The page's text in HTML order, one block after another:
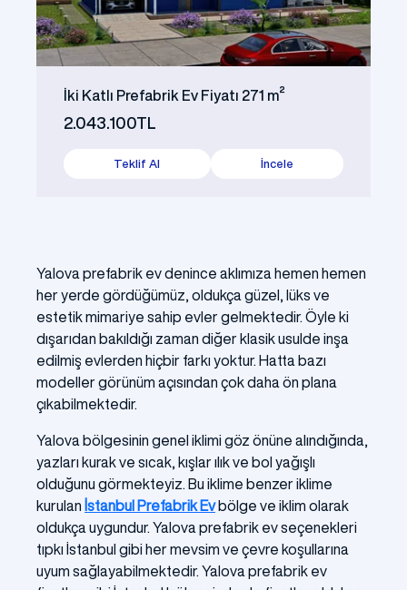
İki Katlı Prefabrik Ev Fiyatı 271 m²
2.043.100TL
Teklif Al İncele
Yalova prefabrik ev denince aklımıza hemen hemen
her yerde gördüğümüz, oldukça güzel, lüks ve
estetik mimariye sahip evler gelmektedir. Öyle ki
dışarıdan bakıldığı zaman diğer klasik usulde inşa
edilmiş evlerden hiçbir farkı yoktur. Hatta bazı
modeller görünüm açısından çok daha ön plana
çıkabilmektedir.
Yalova bölgesinin genel iklimi göz önüne alındığında,
yazları kurak ve sıcak, kışlar ılık ve bol yağışlı
olduğunu görmekteyiz. Bu iklime benzer iklime
kurulan İstanbul Prefabrik Evbölge ve iklim olarak
oldukça uygundur. Yalova prefabrik ev seçenekleri
tıpkı İstanbul gibi her mevsim ve çevre koşullarına
uyum sağlayabilmektedir. Yalova prefabrik ev